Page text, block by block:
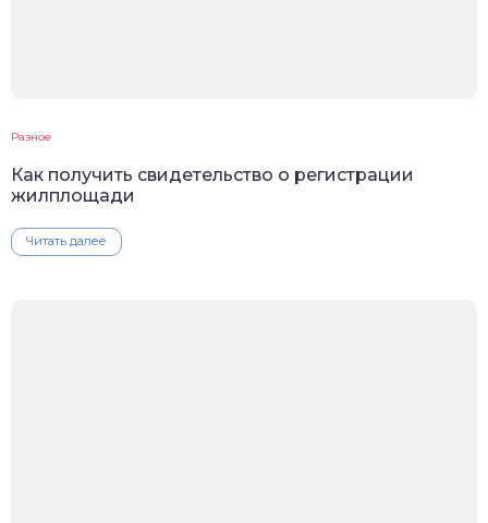
Разное
Как получить свидетельство о регистрации
жилплощади
Читать далее